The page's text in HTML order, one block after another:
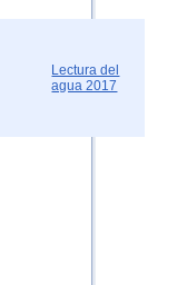
Lectura del
agua 2017